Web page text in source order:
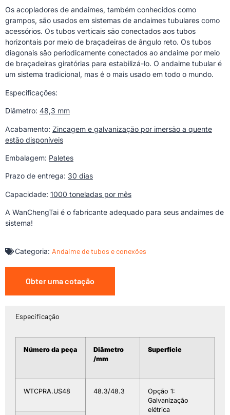
Os acopladores de andaimes, também conhecidos como
grampos, são usados em sistemas de andaimes tubulares como
acessórios. Os tubos verticais são conectados aos tubos
horizontais por meio de braçadeiras de ângulo reto. Os tubos
diagonais são periodicamente conectados ao andaime por meio
de braçadeiras giratórias para estabilizá-lo. O andaime tubular é
um sistema tradicional, mas é o mais usado em todo o mundo.
Especificações:
Diâmetro: 48,3 mm
Acabamento: Zincagem e galvanização por imersão a quente
estão disponíveis
Embalagem: Paletes
Prazo de entrega: 30 dias
Capacidade: 1000 toneladas por mês
A WanChengTai é o fabricante adequado para seus andaimes de
sistema!
Categoria: Andaime de tubos e conexões
Obter uma cotação
Especificação
Número da peça
Diâmetro
/mm
Superfície
WTCPRA.US48 48.3/48.3
Opção 1:
Galvanização
elétrica